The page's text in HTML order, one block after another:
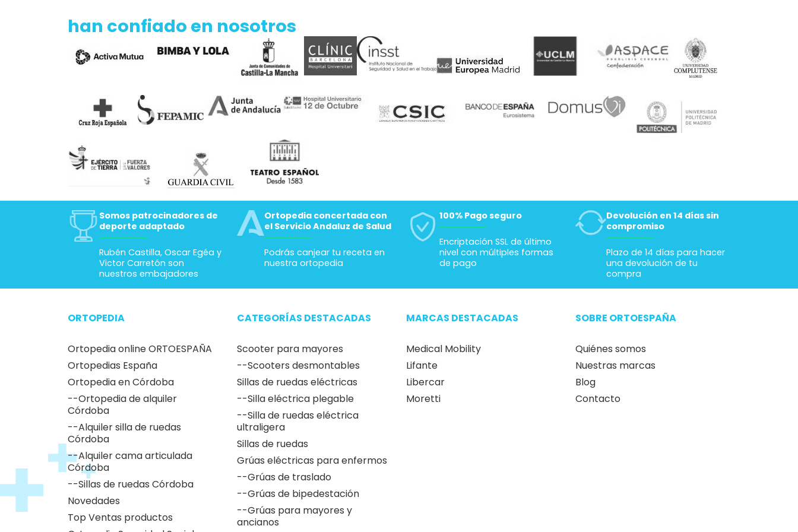
han confiado en nosotros
Somos patrocinadores de
deporte adaptado
Rubén Castilla, Oscar Egéa y
Victor Carretón son
nuestros embajadores
Ortopedia concertada con
el Servicio Andaluz de Salud
Podrás canjear tu receta en
nuestra ortopedia
100% Pago seguro
Encriptación SSL de último
nivel con múltiples formas
de pago
Devolución en 14 días sin
compromiso
Plazo de 14 días para hacer
una devolución de tu
compra
ORTOPEDIA
Ortopedia online ORTOESPAÑA
Ortopedias España
Ortopedia en Córdoba
--Ortopedia de alquiler
Córdoba
--Alquiler silla de ruedas
Córdoba
--Alquiler cama articulada
Córdoba
--Sillas de ruedas Córdoba
Novedades
Top Ventas productos
CATEGORÍAS DESTACADAS
Scooter para mayores
--Scooters desmontables
Sillas de ruedas eléctricas
--Silla eléctrica plegable
--Silla de ruedas eléctrica
ultraligera
Sillas de ruedas
Grúas eléctricas para enfermos
--Grúas de traslado
--Grúas de bipedestación
--Grúas para mayores y
ancianos
MARCAS DESTACADAS
Medical Mobility
Lifante
Libercar
Moretti
SOBRE ORTOESPAÑA
Quiénes somos
Nuestras marcas
Blog
Contacto